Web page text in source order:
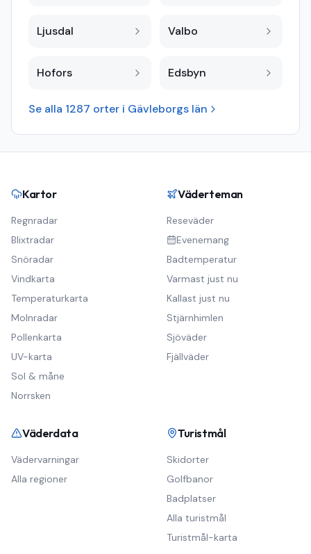
Ljusdal Valbo
Hofors Edsbyn
Se alla 1287 orter i Gävleborgs län
Kartor
Regnradar
Blixtradar
Snöradar
Vindkarta
Temperaturkarta
Molnradar
Pollenkarta
UV-karta
Sol & måne
Norrsken
Väderteman
Reseväder
Evenemang
Badtemperatur
Varmast just nu
Kallast just nu
Stjärnhimlen
Sjöväder
Fjällväder
Väderdata
Vädervarningar
Alla regioner
Turistmål
Skidorter
Golfbanor
Badplatser
Alla turistmål
Turistmål-karta